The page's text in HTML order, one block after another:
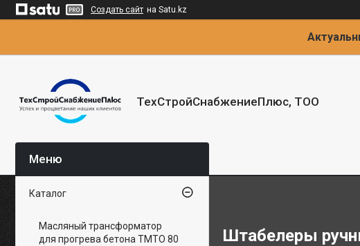
Создать сайт на Satu.kz
ТехСтройСнабжениеПлюс, ТОО
Штабелеры
Каталог
Масляный трансформатор
для прогрева бетона ТМТО 80